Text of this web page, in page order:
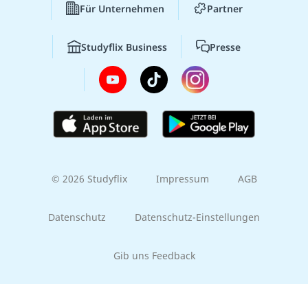
Für Unternehmen Partner
Studyflix Business Presse
© 2026 Studyflix Impressum AGB
Datenschutz Datenschutz-Einstellungen
Gib uns Feedback